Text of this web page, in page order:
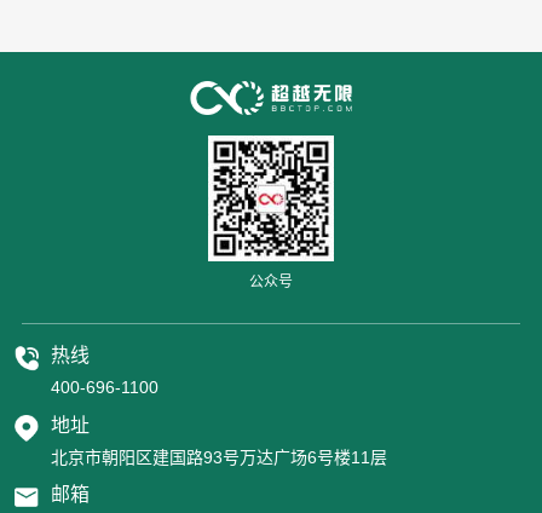
公众号
热线
400-696-1100
地址
北京市朝阳区建国路93号万达广场6号楼11层
邮箱